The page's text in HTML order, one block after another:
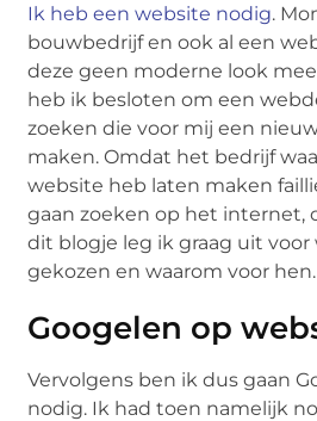
Ik heb een website nodig.
bouwbedrijf en ook al een
deze geen moderne look
heb ik besloten om een
zoeken die voor mij een
maken. Omdat het bedrijf
website heb laten maken
gaan zoeken op het internet,
dit blogje leg ik graag uit
gekozen en waarom voor hen.
Googelen op
Vervolgens ben ik dus gaan
nodig. Ik had toen namelijk